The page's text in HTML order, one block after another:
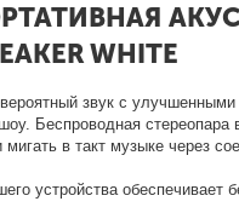
WHITE
звук с
Беспроводная
в такт музыке через
устройства обеспечивает